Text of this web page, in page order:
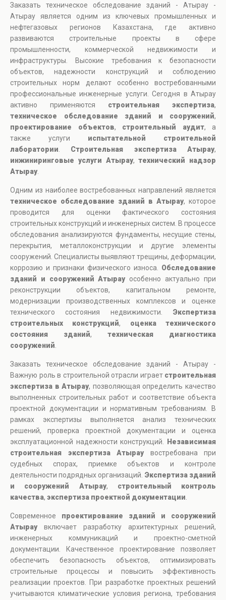
Заказать техническое обследование зданий - Атырау -
Атырау является одним из ключевых промышленных и
нефтегазовых регионов Казахстана, где активно
развиваются строительные проекты в сфере
промышленности, коммерческой недвижимости и
инфраструктуры. Высокие требования к безопасности
объектов, надежности конструкций и соблюдению
строительных норм делают особенно востребованными
профессиональные инженерные услуги. Сегодня в Атырау
активно применяются строительная экспертиза,
техническое обследование зданий и сооружений,
проектирование объектов, строительный аудит, а
также услуги испытательной строительной
лаборатории
Строительная экспертиза Атырау,
инжиниринговые услуги Атырау,технический надзор
Атырау.
Одним из наиболее востребованных направлений является
техническое обследование зданий в Атырау, которое
проводится для оценки фактического состояния
строительных конструкций и инженерных систем. В процессе
обследования анализируются фундаменты, несущие стены,
перекрытия, металлоконструкции и другие элементы
сооружений. Специалисты выявляют трещины, деформации,
коррозию и признаки физического износа. Обследование
зданий и сооружений Атырауособенно актуально при
реконструкции объектов, капитальном ремонте,
модернизации производственных комплексов и оценке
технического состояния недвижимости. Экспертиза
строительных конструкций, оценка технического
состояния зданий, техническая диагностика
сооружений
Заказать техническое обследование зданий - Атырау -
Важную роль в строительной отрасли играет строительная
экспертиза в Атырау, позволяющая определить качество
выполненных строительных работ и соответствие объекта
проектной документации и нормативным требованиям. В
рамках экспертизы выполняется анализ технических
решений, проверка проектной документации и оценка
эксплуатационной надежности конструкций.
Независимая
строительная экспертиза Атыраувостребована при
судебных спорах, приемке объектов и контроле
деятельности подрядных организаций. Экспертиза зданий
и сооружений Атырау, строительный контроль
качества, экспертиза проектной документации
Современное проектирование зданий и сооружений
Атыраувключает разработку архитектурных решений,
инженерных коммуникаций и проектно-сметной
документации. Качественное проектирование позволяет
обеспечить безопасность объектов, оптимизировать
строительные процессы и повысить эффективность
реализации проектов. При разработке проектных решений
учитываются климатические условия региона, требования